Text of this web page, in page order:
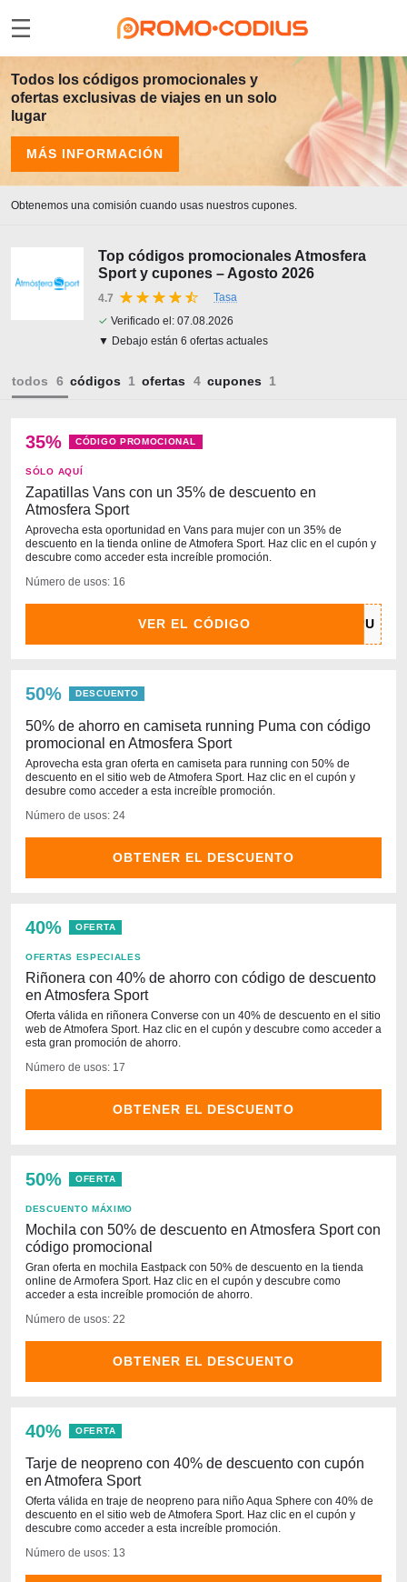
Todos los códigos promocionales y
ofertas exclusivas de viajes en un solo
lugar
MÁS INFORMACIÓN
Obtenemos una comisión cuando usas nuestros cupones.
Top códigos promocionales Atmosfera
Sport y cupones – Agosto 2026
4.7
Tasa
✓ Verificado el: 07.08.2026
▼ Debajo están 6 ofertas actuales
todos códigos ofertas cupones
35% CÓDIGO PROMOCIONAL
SÓLO AQUÍ
Zapatillas Vans con un 35% de descuento en
Atmosfera Sport
Aprovecha esta oportunidad en Vans para mujer con un 35% de
descuento en la tienda online de Atmofera Sport. Haz clic en el cupón y
descubre como acceder esta increíble promoción.
Número de usos: 16
VER EL CÓDIGO
50% DESCUENTO
50% de ahorro en camiseta running Puma con código
promocional en Atmosfera Sport
Aprovecha esta gran oferta en camiseta para running con 50% de
descuento en el sitio web de Atmofera Sport. Haz clic en el cupón y
desubre como acceder a esta increíble promoción.
Número de usos: 24
OBTENER EL DESCUENTO
40% OFERTA
OFERTAS ESPECIALES
Riñonera con 40% de ahorro con código de descuento
en Atmosfera Sport
Oferta válida en riñonera Converse con un 40% de descuento en el sitio
web de Atmofera Sport. Haz clic en el cupón y descubre como acceder a
esta gran promoción de ahorro.
Número de usos: 17
OBTENER EL DESCUENTO
50% OFERTA
DESCUENTO MÁXIMO
Mochila con 50% de descuento en Atmosfera Sport con
código promocional
Gran oferta en mochila Eastpack con 50% de descuento en la tienda
online de Armofera Sport. Haz clic en el cupón y descubre como
acceder a esta increíble promoción de ahorro.
Número de usos: 22
OBTENER EL DESCUENTO
40% OFERTA
Tarje de neopreno con 40% de descuento con cupón
en Atmofera Sport
Oferta válida en traje de neopreno para niño Aqua Sphere con 40% de
descuento en el sitio web de Atmofera Sport. Haz clic en el cupón y
descubre como acceder a esta increíble promoción.
Número de usos: 13